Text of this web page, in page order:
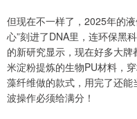
但现在不一样了，2025年的
心”刻进了DNA里，连环保黑
的新研究显示，现在好多大
米淀粉提炼的生物PU材料，
藻纤维做的款式，用完了还
波操作必须给满分！